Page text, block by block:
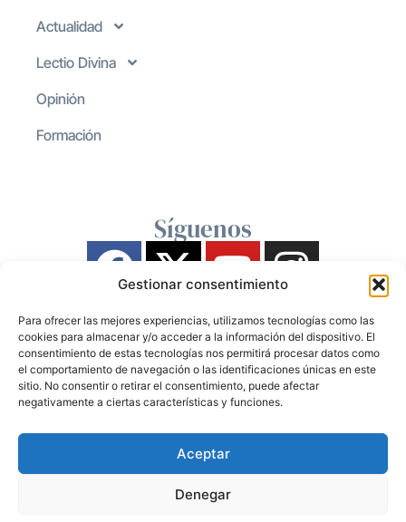
Gestionar consentimiento
Para ofrecer las mejores experiencias, utilizamos tecnologías como las
cookies para almacenar y/o acceder a la información del dispositivo. El
consentimiento de estas tecnologías nos permitirá procesar datos como
el comportamiento de navegación o las identificaciones únicas en este
sitio. No consentir o retirar el consentimiento, puede afectar
negativamente a ciertas características y funciones.
Aceptar
Denegar
Actualidad
Lectio Divina
Opinión
Formación
Síguenos